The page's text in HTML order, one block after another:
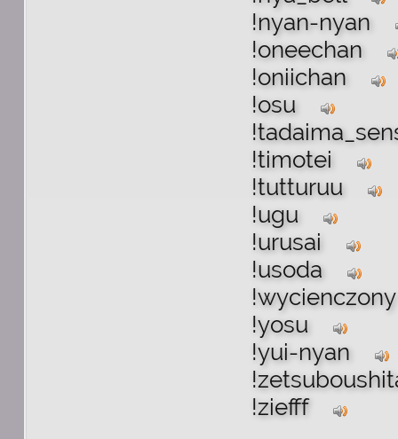
!nyan-nyan
!oneechan
!oniichan
!osu
!timotei
!tutturuu
!ugu
!urusai
!usoda
!yosu
!yui-nyan
!ziefff